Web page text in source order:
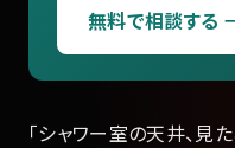
無料で相談する
「シャワー室の天井、見